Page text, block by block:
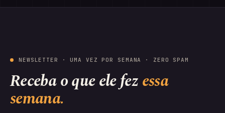
NEWSLETTER · UMA VEZ POR SEMANA · ZERO SPAM
Receba o que ele fezessa
semana.